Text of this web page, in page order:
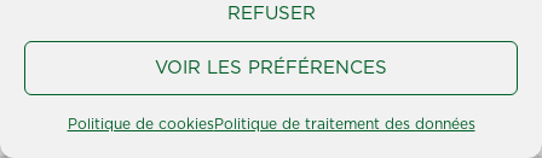
REFUSER
VOIR LES PRÉFÉRENCES
Politique de cookiesPolitique de traitement des données